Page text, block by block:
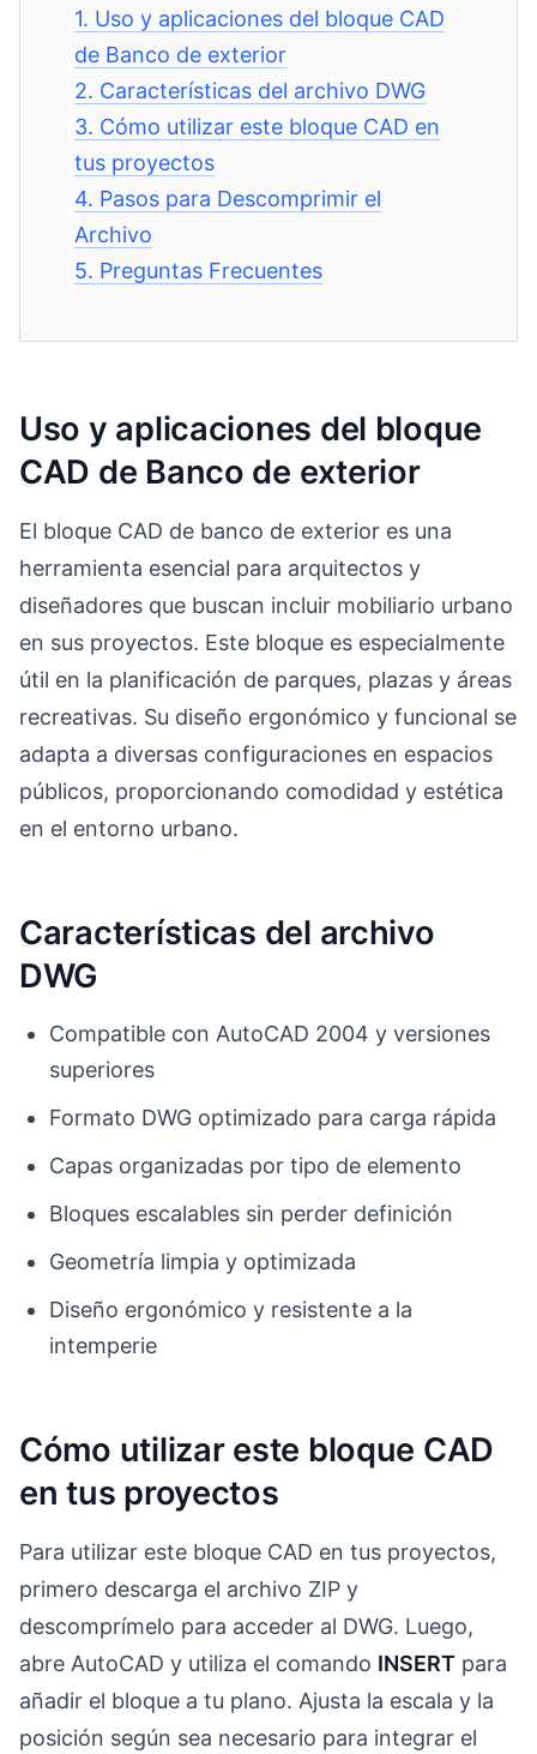
1. Uso y aplicaciones del bloque CAD
de Banco de exterior
2. Características del archivo DWG
3. Cómo utilizar este bloque CAD en
tus proyectos
4. Pasos para Descomprimir el
Archivo
5. Preguntas Frecuentes
Uso y aplicaciones del bloque
CAD de Banco de exterior
El bloque CAD de banco de exterior es una
herramienta esencial para arquitectos y
diseñadores que buscan incluir mobiliario urbano
en sus proyectos. Este bloque es especialmente
útil en la planificación de parques, plazas y áreas
recreativas. Su diseño ergonómico y funcional se
adapta a diversas configuraciones en espacios
públicos, proporcionando comodidad y estética
en el entorno urbano.
Características del archivo
DWG
Compatible con AutoCAD 2004 y versiones
superiores
Formato DWG optimizado para carga rápida
Capas organizadas por tipo de elemento
Bloques escalables sin perder definición
Geometría limpia y optimizada
Diseño ergonómico y resistente a la
intemperie
Cómo utilizar este bloque CAD
en tus proyectos
Para utilizar este bloque CAD en tus proyectos,
primero descarga el archivo ZIP y
descomprímelo para acceder al DWG. Luego,
abre AutoCAD y utiliza el comando INSERT para
añadir el bloque a tu plano. Ajusta la escala y la
posición según sea necesario para integrar el